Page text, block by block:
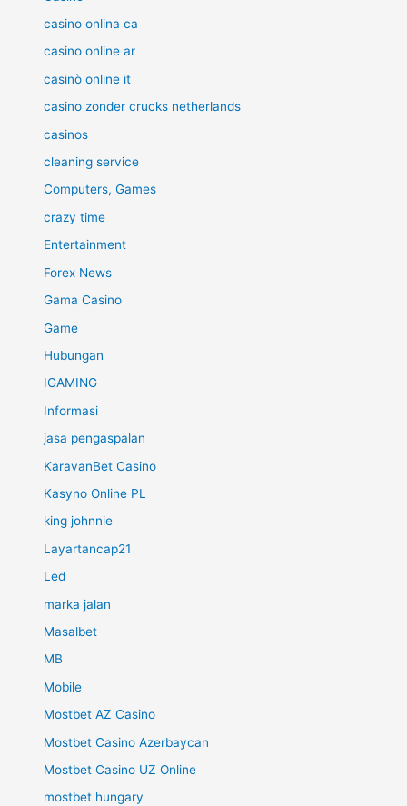
casino onlina ca
casino online ar
casinò online it
casino zonder crucks netherlands
casinos
cleaning service
Computers, Games
crazy time
Entertainment
Forex News
Gama Casino
Game
Hubungan
IGAMING
Informasi
jasa pengaspalan
KaravanBet Casino
Kasyno Online PL
king johnnie
Layartancap21
Led
marka jalan
Masalbet
MB
Mobile
Mostbet AZ Casino
Mostbet Casino Azerbaycan
Mostbet Casino UZ Online
mostbet hungary